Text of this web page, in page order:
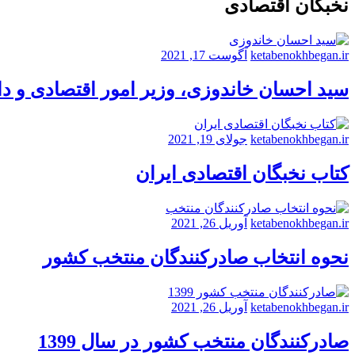
نخبگان اقتصادی
ketabenokhbegan.ir آگوست 17, 2021
سید احسان خاندوزی، وزیر امور اقتصادی و
ketabenokhbegan.ir جولای 19, 2021
کتاب نخبگان اقتصادی ایران
ketabenokhbegan.ir آوریل 26, 2021
نحوه انتخاب صادرکنندگان منتخب کشور
ketabenokhbegan.ir آوریل 26, 2021
صادرکنندگان منتخب کشور در سال 1399